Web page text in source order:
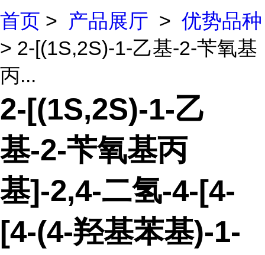
首页 > 产品展厅 > 优势品种
> 2-[(1S,2S)-1-乙基-2-苄氧基
丙...
2-[(1S,2S)-1-乙
基-2-苄氧基丙
基]-2,4-二氢-4-[4-
[4-(4-羟基苯基)-1-